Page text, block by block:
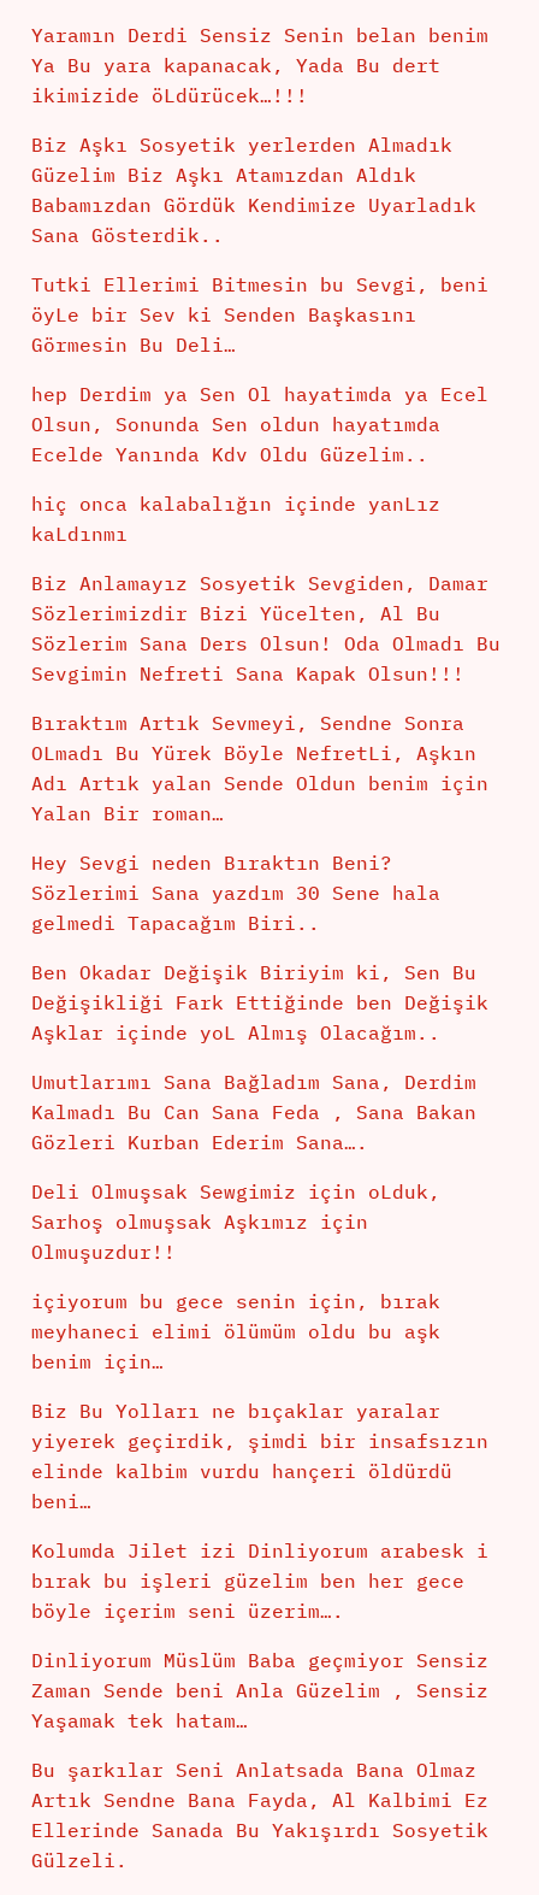
Yaramın Derdi Sensiz Senin belan benim
Ya Bu yara kapanacak, Yada Bu dert
ikimizide öLdürücek…!!!
Biz Aşkı Sosyetik yerlerden Almadık
Güzelim Biz Aşkı Atamızdan Aldık
Babamızdan Gördük Kendimize Uyarladık
Sana Gösterdik..
Tutki Ellerimi Bitmesin bu Sevgi, beni
öyLe bir Sev ki Senden Başkasını
Görmesin Bu Deli…
hep Derdim ya Sen Ol hayatimda ya Ecel
Olsun, Sonunda Sen oldun hayatımda
Ecelde Yanında Kdv Oldu Güzelim..
hiç onca kalabalığın içinde yanLız
kaLdınmı
Biz Anlamayız Sosyetik Sevgiden, Damar
Sözlerimizdir Bizi Yücelten, Al Bu
Sözlerim Sana Ders Olsun! Oda Olmadı Bu
Sevgimin Nefreti Sana Kapak Olsun!!!
Bıraktım Artık Sevmeyi, Sendne Sonra
OLmadı Bu Yürek Böyle NefretLi, Aşkın
Adı Artık yalan Sende Oldun benim için
Yalan Bir roman…
Hey Sevgi neden Bıraktın Beni?
Sözlerimi Sana yazdım 30 Sene hala
gelmedi Tapacağım Biri..
Ben Okadar Değişik Biriyim ki, Sen Bu
Değişikliği Fark Ettiğinde ben Değişik
Aşklar içinde yoL Almış Olacağım..
Umutlarımı Sana Bağladım Sana, Derdim
Kalmadı Bu Can Sana Feda , Sana Bakan
Gözleri Kurban Ederim Sana….
Deli Olmuşsak Sewgimiz için oLduk,
Sarhoş olmuşsak Aşkımız için
Olmuşuzdur!!
içiyorum bu gece senin için, bırak
meyhaneci elimi ölümüm oldu bu aşk
benim için…
Biz Bu Yolları ne bıçaklar yaralar
yiyerek geçirdik, şimdi bir insafsızın
elinde kalbim vurdu hançeri öldürdü
beni…
Kolumda Jilet izi Dinliyorum arabesk i
bırak bu işleri güzelim ben her gece
böyle içerim seni üzerim….
Dinliyorum Müslüm Baba geçmiyor Sensiz
Zaman Sende beni Anla Güzelim , Sensiz
Yaşamak tek hatam…
Bu şarkılar Seni Anlatsada Bana Olmaz
Artık Sendne Bana Fayda, Al Kalbimi Ez
Ellerinde Sanada Bu Yakışırdı Sosyetik
Gülzeli.